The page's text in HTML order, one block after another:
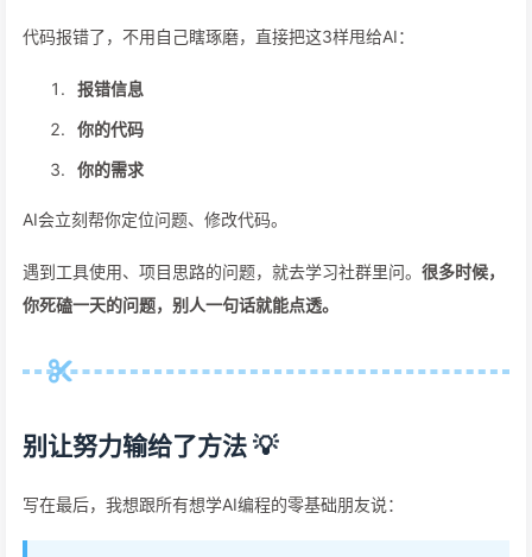
代码报错了，不用自己瞎琢磨，直接把这3样甩给AI：
报错信息
你的代码
你的需求
AI会立刻帮你定位问题、修改代码。
遇到工具使用、项目思路的问题，就去学习社群里问。 很多时候，
你死磕一天的问题，别人一句话就能点透。
别让努力输给了方法 💡
写在最后，我想跟所有想学AI编程的零基础朋友说：